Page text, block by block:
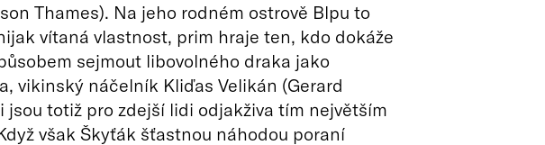
Thames). Na jeho rodném ostrově Blpu to
vítaná vlastnost, prim hraje ten, kdo dokáže
sejmout libovolného draka jako
vikinský náčelník Kliďas Velikán (Gerard
jsou totiž pro zdejší lidi odjakživa tím největším
však Škyťák šťastnou náhodou poraní